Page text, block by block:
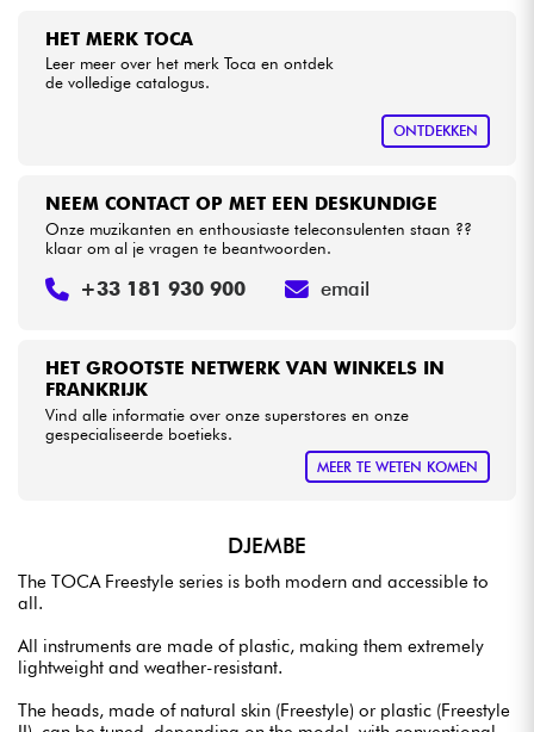
Kabels & toebehoren
Sets
Bekijk onze merken
HET MERK TOCA
Leer meer over het merk Toca en ontdek
de volledige catalogus.
ONTDEKKEN
HET GROOTSTE NETWERK VAN WINKELS IN
FRANKRIJK
Vind alle informatie over onze superstores en onze
gespecialiseerde boetieks.
MEER TE WETEN KOMEN
NEEM CONTACT OP MET EEN DESKUNDIGE
Onze muzikanten en enthousiaste teleconsulenten staan ??
klaar om al je vragen te beantwoorden.
+33 181 930 900 email
DJEMBE
The TOCA Freestyle series is both modern and accessible to
all.
All instruments are made of plastic, making them extremely
lightweight and weather-resistant.
The heads, made of natural skin (Freestyle) or plastic (Freestyle